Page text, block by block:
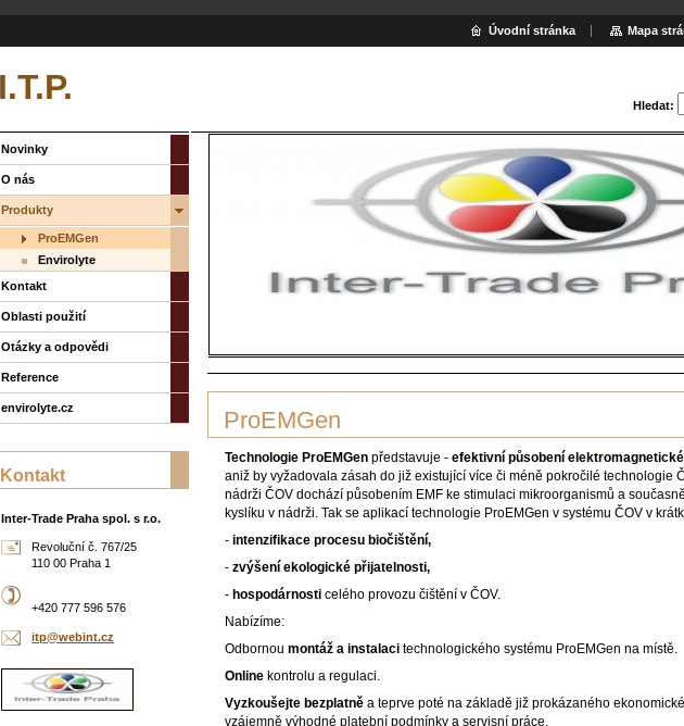
I.T.P. Hledat:
ProEMGen
Technologie ProEMGen představuje - efektivní působení
aniž by vyžadovala zásah do již existující více či méně pokročilé technologie
nádrži ČOV dochází působením EMF ke stimulaci mikroorganismů a
kyslíku v nádrži. Tak se aplikací technologie ProEMGen v systému ČOV v
- intenzifikace procesu biočištění,
- zvýšení ekologické přijatelnosti,
- hospodárnosti celého provozu čištění v ČOV.
Nabízíme:
Odbornou montáž a instalaci technologického systému ProEMGen na místě.
Online kontrolu a regulaci.
Vyzkoušejte bezplatně a teprve poté na základě již prokázaného
vzájemně výhodné platební podmínky a servisní práce.
Novinky
O nás
Produkty
ProEMGen
Envirolyte
Kontakt
Oblasti použití
Otázky a odpovědi
Reference
envirolyte.cz
Kontakt
Inter-Trade Praha spol. s r.o.
Revoluční č. 767/25
110 00 Praha 1
+420 777 596 576
itp@webint.cz
Úvodní stránka Mapa